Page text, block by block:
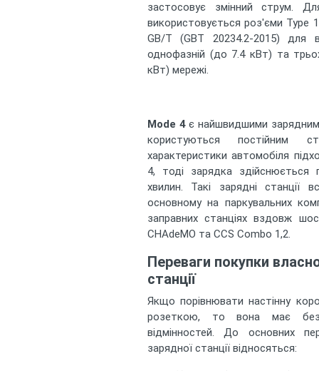
застосовує змінний струм.
використовується роз'єми Type
GB/T (GBT 20234.2-2015) для
однофазній (до 7.4 кВт) та
кВт) мережі.
Mode 4є найшвидшими
користуються постійним
характеристики автомобіля
4, тоді зарядка здійснюється
хвилин. Такі зарядні станції
основному на паркувальних
заправних станціях вздовж
CHAdeMO та CCS Combo 1,2.
Переваги покупки
станції
Якщо порівнювати настінну
розеткою, то вона має
відмінностей. До основних
зарядної станції відносяться: